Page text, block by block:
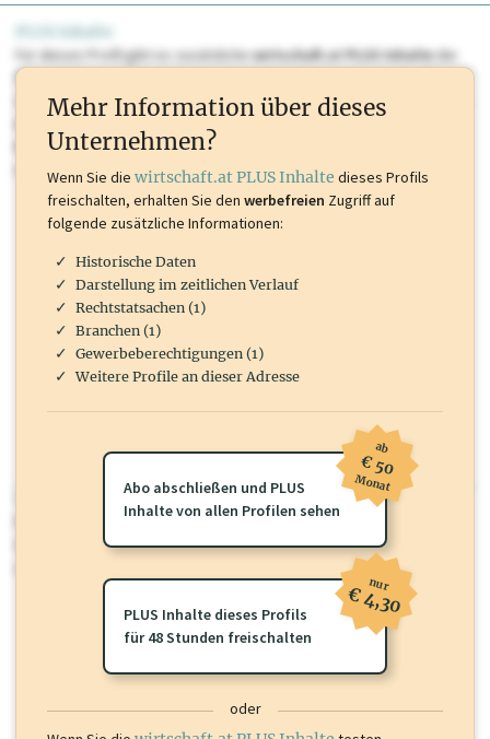
PLUS Inhalte
Für dieses Profil gibt es zusätzlichewirtschaft.at PLUS Inhaltedie
Sie momentan nicht einsehen können. Schalten Sie dieses Profil frei
oder loggen Sie sich ein um diese Inhalte zu sehen. wirtschaft.at PLUS
Marken, Patente, Rechtstatsachen, OTS-Aussendungen, und viele
mehr.
wirtschaft.at PLUS
Für dieses Profil gibt es zusätzlichewirtschaft.at PLUS Inhalte
Sie momentan nicht einsehen können. Schalten Sie dieses Profil frei
oder loggen Sie sich ein um diese Inhalte zu sehen.
Mehr Information über dieses
Unternehmen?
Wenn Sie die wirtschaft.at PLUS Inhalte dieses Profils
freischalten, erhalten Sie den werbefreien Zugriff auf
folgende zusätzliche Informationen:
Historische Daten
Darstellung im zeitlichen Verlauf
Rechtstatsachen (1)
Branchen (1)
Gewerbeberechtigungen (1)
Weitere Profile an dieser Adresse
Abo abschließen und PLUS
Inhalte von allen Profilen sehen
ab
€ 50
Monat
PLUS Inhalte dieses Profils
für 48 Stunden freischalten
nur
€ 4,30
oder